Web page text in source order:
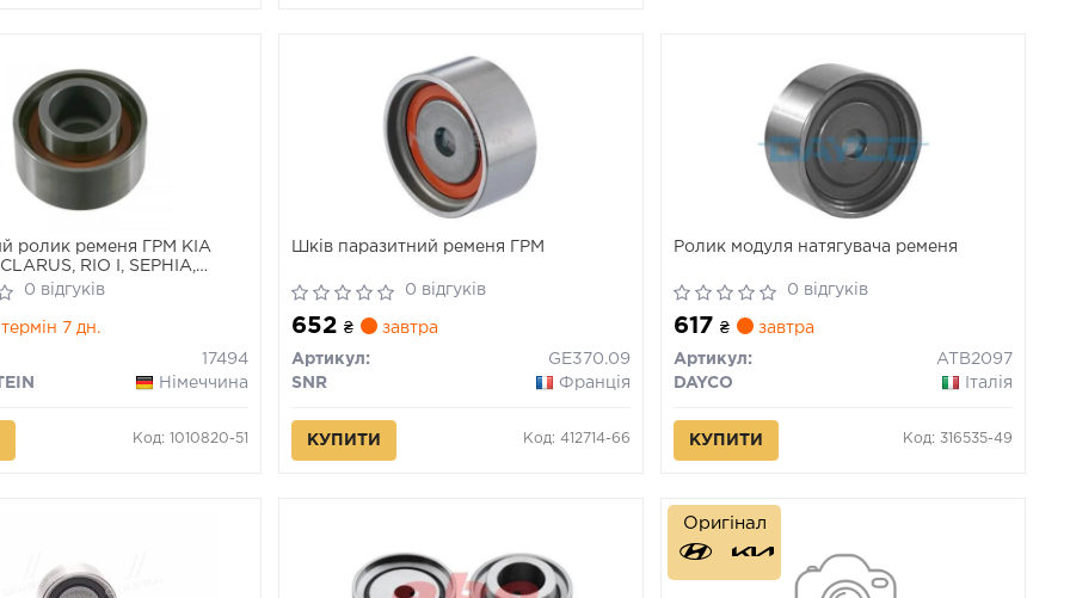
ролик ременя ГРМ KIA
RIO I, SEPHIA,
I, SHUMA II MAZDA 323
V, 323 F IV, 323 F V, 323 F VI,
V, 323 S IV 1.5/1.6/1.8 10.85-
0 відгуків
7 дн.
17494
Німеччина
Код: 1010820-51
Шків паразитний ременя ГРМ
0 відгуків
652₴ завтра
Артикул:
GE370.09
SNR
Франція
КУПИТИ Код: 412714-66
Ролик модуля натягувача ременя
0 відгуків
617₴ завтра
Артикул:
ATB2097
DAYCO
Італія
КУПИТИ Код: 316535-49
Оригінал